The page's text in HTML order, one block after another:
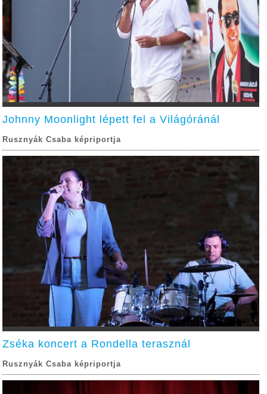
Johnny Moonlight lépett fel a Világóránál
Rusznyák Csaba képriportja
Zséka koncert a Rondella terasznál
Rusznyák Csaba képriportja